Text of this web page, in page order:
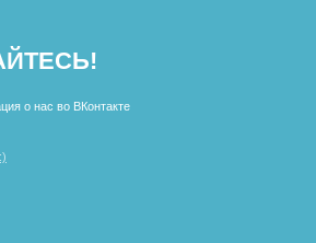
о нас во ВКонтакте